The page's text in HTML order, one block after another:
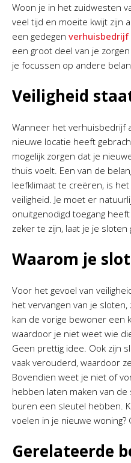
Woon je in het zuidwesten
veel tijd en moeite kwijt zijn
een gedegen verhuisbedrijf
een groot deel van je
je focussen op andere
Veiligheid
Wanneer het verhuisbedrijf
nieuwe locatie heeft
mogelijk zorgen dat je
thuis voelt. Een van de
leefklimaat te creëren, is
veiligheid. Je moet er
onuitgenodigd toegang
zeker te zijn, laat je je sloten
Waarom je
Voor het gevoel van
het vervangen van je
kan de vorige bewoner een
waardoor je niet weet wie
Geen prettig idee. Ook zijn
vaak verouderd, waardoor
Bovendien weet je niet of
hebben laten maken van
buren een sleutel hebben.
voelen in je nieuwe
Gerelateerde